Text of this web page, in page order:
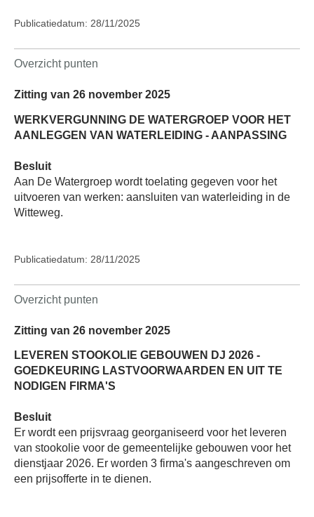
Publicatiedatum: 28/11/2025
Overzicht punten
Zitting van 26 november 2025
WERKVERGUNNING DE WATERGROEP VOOR HET
AANLEGGEN VAN WATERLEIDING - AANPASSING
Besluit
Aan De Watergroep wordt toelating gegeven voor het
uitvoeren van werken: aansluiten van waterleiding in de
Witteweg.
Publicatiedatum: 28/11/2025
Overzicht punten
Zitting van 26 november 2025
LEVEREN STOOKOLIE GEBOUWEN DJ 2026 -
GOEDKEURING LASTVOORWAARDEN EN UIT TE
NODIGEN FIRMA'S
Besluit
Er wordt een prijsvraag georganiseerd voor het leveren
van stookolie voor de gemeentelijke gebouwen voor het
dienstjaar 2026. Er worden 3 firma's aangeschreven om
een prijsofferte in te dienen.